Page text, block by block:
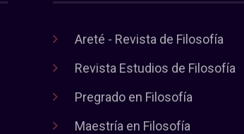
Areté - Revista de Filosofía
Revista Estudios de Filosofía
Pregrado en Filosofía
Maestría en Filosofía